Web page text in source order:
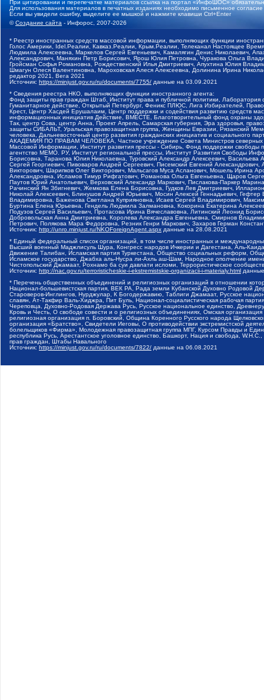
При цитировании и перепечатке материалов ссылка на портал «ИнфоШОС»
Для использования материалов в печатных изданиях необходимо письменное
Если вы увидели ошибку, выделите ее мышкой и нажмите клавиши Ctrl+Enter
©Создание сайта - Инфорос, 2007-2026
* Реестр иностранных средств массовой информации, выполняющих функции
Голос Америки, Idel.Реалии, Кавказ.Реалии, Крым.Реалии, Телеканал Настоящее
Людмила Алексеевна, Маркелов Сергей Евгеньевич, Камалягин Денис Николаевич,
Александрович, Маняхин Петр Борисович, Ярош Юлия Петровна, Чуракова Ольга
Гройсман Софья Романовна, Рождественский Илья Дмитриевич, Апухтина Юлия
Шмагун Олеся Валентиновна, Мароховская Алеся Алексеевна, Долинина Ирина
редактор 2021, Вега 2021
Источник: https://minjust.gov.ru/ru/documents/7755/ данные на 03.09.2021
* Сведения реестра НКО, выполняющих функции иностранного агента:
Фонд защиты прав граждан Штаб, Институт права и публичной политики,
Гуманитарное действие, Открытый Петербург, Феникс ПЛЮС, Лига Избирателей,
Крест, Центр Хасдей Ерушалаим, Центр поддержки и содействия развитию средств
информационных инициатив Действие, ВМЕСТЕ, Благотворительный фонд охраны
Так, центр Сова, центр Анна, Проект Апрель, Самарская губерния, Эра здоровья,
защиты СИБАЛЬТ, Уральская правозащитная группа, Женщины Евразии, Рязанский
человека, Дальневосточный центр развития гражданских инициатив и социального
АКАДЕМИЯ ПО ПРАВАМ ЧЕЛОВЕКА, Частное учреждение Совета Министров северных
Массовой Информации, Институт развития прессы - Сибирь, Фонд поддержки
агентство МЕМО. РУ, Институт региональной прессы, Институт Развития Свободы
Борисовна, Таранова Юлия Николаевна, Туровский Александр Алексеевич,
Сергей Георгиевич, Пивоваров Андрей Сергеевич, Писемский Евгений
Викторович, Шарипков Олег Викторович, Мальсагов Муса Асланович, Мошель Ирина
Александровна, Исламов Тимур Рифгатович, Романова Ольга Евгеньевна, Щаров
Паутов Юрий Анатольевич, Верховский Александр Маркович, Пислакова-Паркер
Рачинский Ян Збигневич, Жемкова Елена Борисовна, Гудков Лев Дмитриевич,
Николай Алексеевич, Блинушов Андрей Юрьевич, Мосин Алексей Геннадьевич,
Владимировна, Баженова Светлана Куприяновна, Исаев Сергей Владимирович,
Буртина Елена Юрьевна, Гендель Людмила Залмановна, Кокорина Екатерина
Подузов Сергей Васильевич, Протасова Ирина Вячеславовна, Литинский Леонид
Добровольская Анна Дмитриевна, Королева Александра Евгеньевна, Смирнов
Петрович, Полякова Мара Федоровна, Резник Генри Маркович, Захаров Герман
Источник: http://unro.minjust.ru/NKOForeignAgent.aspx данные на 28.08.2021
* Единый федеральный список организаций, в том числе иностранных и
Высший военный Маджлисуль Шура, Конгресс народов Ичкерии и Дагестана, Аль-
Движение Талибан, Исламская партия Туркестана, Общество социальных реформ,
Исламское государство, Джабха аль-Нусра ли-Ахль аш-Шам, Народное ополчение
Чистопольский Джамаат, Рохнамо ба суи давлати исломи, Террористическое
Источник: http://nac.gov.ru/terroristicheskie-i-ekstremistskie-organizacii-i-materialy.html
* Перечень общественных объединений и религиозных организаций в отношении
Национал-большевистская партия, ВЕК РА, Рада земли Кубанской Духовно Родовой
Староверов-Инглингов, Нурджулар, К Богодержавию, Таблиги Джамаат, Русское
славян, Ат-Такфир Валь-Хиджра, Пит Буль, Национал-социалистическая рабочая
Череповца, Духовно-Родовая Держава Русь, Русское национальное единство,
Кровь и Честь, О свободе совести и о религиозных объединениях, Омская
религиозная организация п. Боровский, Община Коренного Русского народа
организация «Братство», Свидетели Иеговы, О противодействии экстремистской
болельщиков «Фирма», Молодежная правозащитная группа МПГ, Курсом Правды и
республика Русь, Арестантское уголовное единство, Башкорт, Нация и свобода,
прав граждан, Штабы Навального
Источник: https://minjust.gov.ru/ru/documents/7822/ данные на 06.08.2021